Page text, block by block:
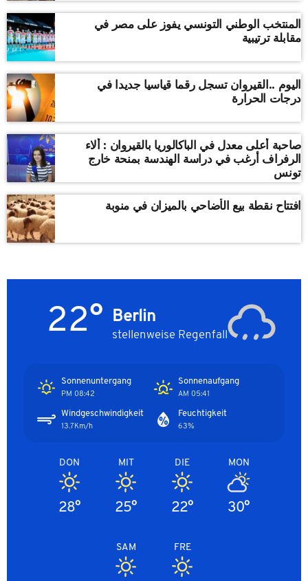
المنتخب الوطني التونسي يفوز على مصر في
مقابلة ترتيبية
اليوم ..القيروان تسجل رقما قياسيا جديدا في
درجات الحرارة
صاحبة أعلى معدل في الباكالوريا بالقيروان : ألاء
الرفراف أرغب في دراسة الهندسة بمنحة خارج
تونس
افتتاح نقطة بيع الأضاحي بالميزان في منوبة
Berlin
stellenweise Regenfall
22°
Sonnenaufgang
05:41 AM
Sonnenuntergang
08:42 PM
Feuchtigkeit
63%
Windgeschwindigkeit
13.7Km/h
MON
30°
DIE
22°
MIT
25°
DON
28°
FRE
SAM